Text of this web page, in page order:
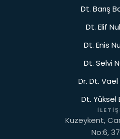
Dt. Barış
Dt. Elif
Dt. Enis
Dt. Selvi
Dr. Dt.
Dt. Yüksel
Kuzeykent,
No:6,